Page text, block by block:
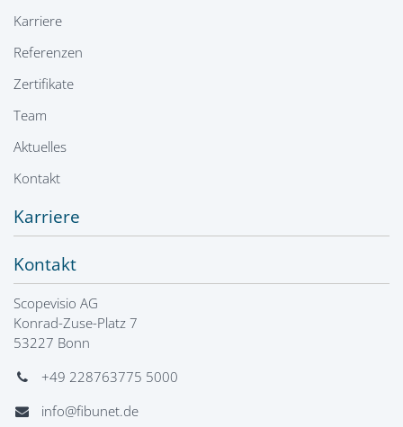
Karriere
Referenzen
Zertifikate
Team
Aktuelles
Kontakt
Karriere
Kontakt
Scopevisio AG
Konrad-Zuse-Platz 7
53227 Bonn
+49 228763775 5000
info@fibunet.de